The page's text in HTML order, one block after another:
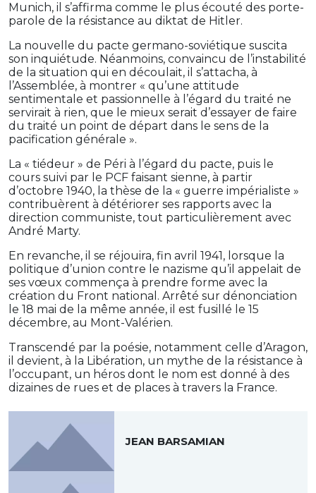
Munich, il s’affirma comme le plus écouté des porte-
parole de la résistance au diktat de Hitler.
La nouvelle du pacte germano-soviétique suscita
son inquiétude. Néanmoins, convaincu de l’instabilité
de la situation qui en découlait, il s’attacha, à
l’Assemblée, à montrer « qu’une attitude
sentimentale et passionnelle à l’égard du traité ne
servirait à rien, que le mieux serait d’essayer de faire
du traité un point de départ dans le sens de la
pacification générale ».
La « tiédeur » de Péri à l’égard du pacte, puis le
cours suivi par le PCF faisant sienne, à partir
d’octobre 1940, la thèse de la « guerre impérialiste »
contribuèrent à détériorer ses rapports avec la
direction communiste, tout particulièrement avec
André Marty.
En revanche, il se réjouira, fin avril 1941, lorsque la
politique d’union contre le nazisme qu’il appelait de
ses vœux commença à prendre forme avec la
création du Front national. Arrêté sur dénonciation
le 18 mai de la même année, il est fusillé le 15
décembre, au Mont-Valérien.
Transcendé par la poésie, notamment celle d’Aragon,
il devient, à la Libération, un mythe de la résistance à
l’occupant, un héros dont le nom est donné à des
dizaines de rues et de places à travers la France.
JEAN BARSAMIAN